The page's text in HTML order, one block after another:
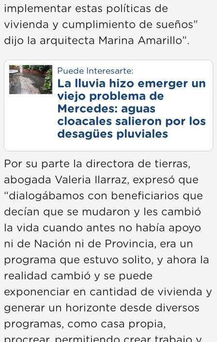
implementar estas políticas de
vivienda y cumplimiento de sueños”
dijo la arquitecta Marina Amarillo”.
Puede Interesarte:
La lluvia hizo emerger un
viejo problema de
Mercedes: aguas
cloacales salieron por los
desagües pluviales
Por su parte la directora de tierras,
abogada Valeria Ilarraz, expresó que
“dialogábamos con beneficiarios que
decían que se mudaron y les cambió
la vida cuando antes no había apoyo
ni de Nación ni de Provincia, era un
programa que estuvo solito, y ahora la
realidad cambió y se puede
exponenciar en cantidad de vivienda y
generar un horizonte desde diversos
programas, como casa propia,